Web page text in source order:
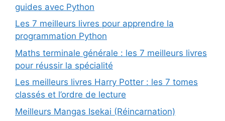
guides avec Python
Les 7 meilleurs livres pour apprendre la
programmation Python
Maths terminale générale : les 7 meilleurs livres
pour réussir la spécialité
Les meilleurs livres Harry Potter : les 7 tomes
classés et l’ordre de lecture
Meilleurs Mangas Isekai (Réincarnation)